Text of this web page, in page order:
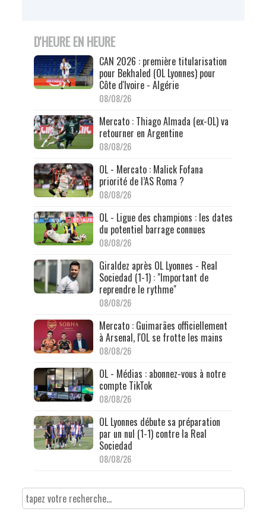
D'HEURE EN HEURE
CAN 2026 : première titularisation
pour Bekhaled (OL Lyonnes) pour
Côte d'Ivoire - Algérie
08/08/26
Mercato : Thiago Almada (ex-OL) va
retourner en Argentine
08/08/26
OL - Mercato : Malick Fofana
priorité de l’AS Roma ?
08/08/26
OL - Ligue des champions : les dates
du potentiel barrage connues
08/08/26
Giraldez après OL Lyonnes - Real
Sociedad (1-1) : "Important de
reprendre le rythme"
08/08/26
Mercato : Guimarães officiellement
à Arsenal, l'OL se frotte les mains
08/08/26
OL - Médias : abonnez-vous à notre
compte TikTok
08/08/26
OL Lyonnes débute sa préparation
par un nul (1-1) contre la Real
Sociedad
08/08/26